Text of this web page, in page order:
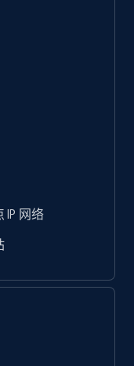
IP 网络